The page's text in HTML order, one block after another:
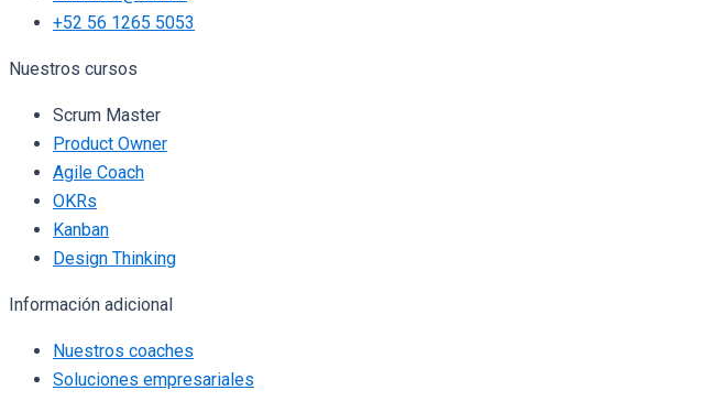
+52 56 1265 5053
Nuestros cursos
Scrum Master
Product Owner
Agile Coach
OKRs
Kanban
Design Thinking
Información adicional
Nuestros coaches
Soluciones empresariales